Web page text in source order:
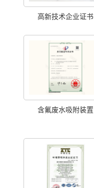
高新技术企业证书
含氟废水吸附装置